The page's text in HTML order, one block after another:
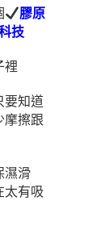
膠原
技
裡
要知道
摩擦跟
濕滑
太有吸